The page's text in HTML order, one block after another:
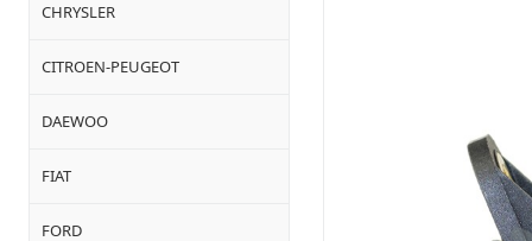
CHRYSLER
CITROEN-PEUGEOT
DAEWOO
FIAT
FORD